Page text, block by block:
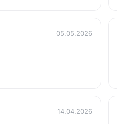
05.05.2026
14.04.2026